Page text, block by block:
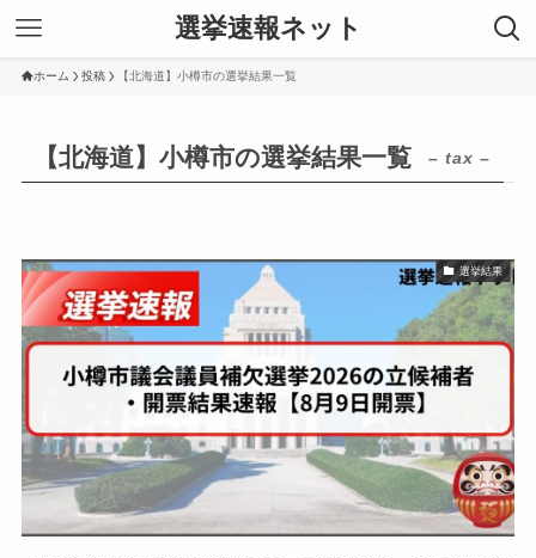
選挙速報ネット
ホーム 投稿 【北海道】小樽市の選挙結果一覧
【北海道】小樽市の選挙結果一覧 – tax –
選挙結果